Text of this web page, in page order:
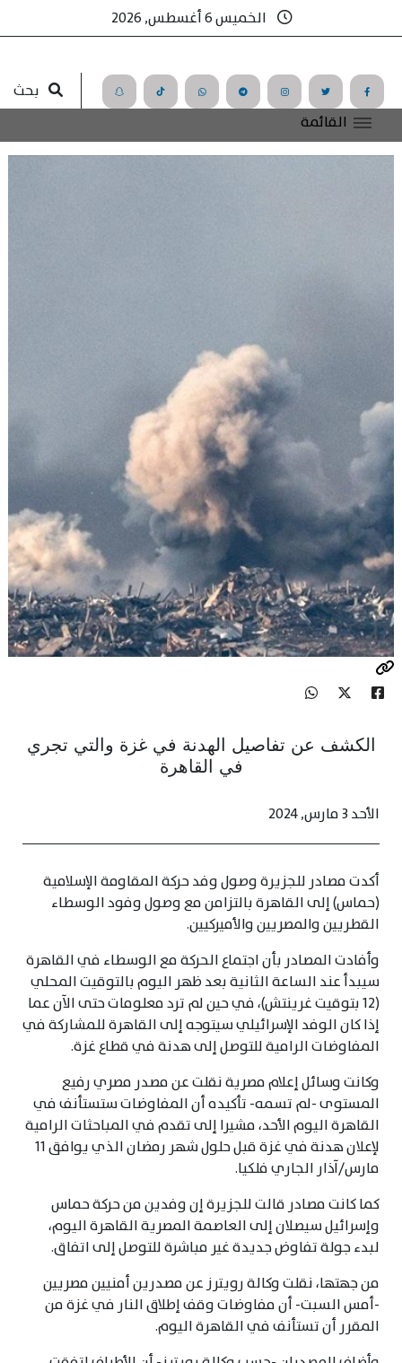
الخميس 6 أغسطس, 2026
بحث
القائمة
الكشف عن تفاصيل الهدنة في غزة والتي تجري
في القاهرة
الأحد 3 مارس, 2024
أكدت مصادر للجزيرة وصول وفد حركة المقاومة الإسلامية
(حماس) إلى القاهرة بالتزامن مع وصول وفود الوسطاء
القطريين والمصريين والأميركيين.
وأفادت المصادر بأن اجتماع الحركة مع الوسطاء في القاهرة
سيبدأ عند الساعة الثانية بعد ظهر اليوم بالتوقيت المحلي
(12 بتوقيت غرينتش)، في حين لم ترد معلومات حتى الآن عما
إذا كان الوفد الإسرائيلي سيتوجه إلى القاهرة للمشاركة في
المفاوضات الرامية للتوصل إلى هدنة في قطاع غزة.
وكانت وسائل إعلام مصرية نقلت عن مصدر مصري رفيع
المستوى -لم تسمه- تأكيده أن المفاوضات ستستأنف في
القاهرة اليوم الأحد، مشيرا إلى تقدم في المباحثات الرامية
لإعلان هدنة في غزة قبل حلول شهر رمضان الذي يوافق 11
مارس/آذار الجاري فلكيا.
كما كانت مصادر قالت للجزيرة إن وفدين من حركة حماس
وإسرائيل سيصلان إلى العاصمة المصرية القاهرة اليوم،
لبدء جولة تفاوض جديدة غير مباشرة للتوصل إلى اتفاق.
من جهتها، نقلت وكالة رويترز عن مصدرين أمنيين مصريين
-أمس السبت- أن مفاوضات وقف إطلاق النار في غزة من
المقرر أن تستأنف في القاهرة اليوم.